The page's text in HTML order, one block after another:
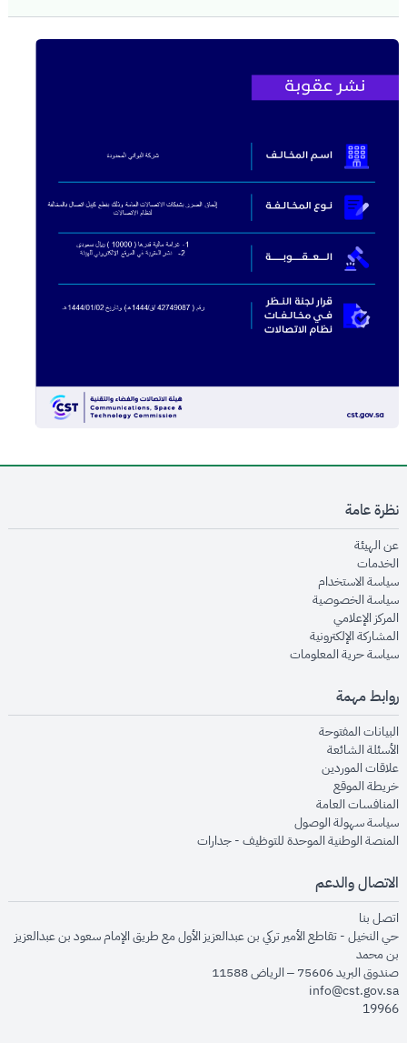
نظرة عامة
عن الهيئةopens in new window
الخدماتopens in new window
سياسة الاستخدام
سياسة الخصوصيةopens in new window
المركز الإعلاميopens in new window
المشاركة الإلكترونيةopens in new window
سياسة حرية المعلوماتopens in new window
روابط مهمة
البيانات المفتوحةopens in new window
الأسئلة الشائعةopens in new window
علاقات الموردينopens in new window
خريطة الموقعopens in new window
المنافسات العامةopens in new window
سياسة سهولة الوصولopens in new window
المنصة الوطنية الموحدة للتوظيف - جداراتopens in new window
الاتصال والدعم
اتصل بنا
حي النخيل - تقاطع الأمير تركي بن عبدالعزيز الأول مع طريق الإمام سعود بن عبدالعزيز
بن محمد
صندوق البريد 75606 – الرياض 11588
info@cst.gov.sa
19966